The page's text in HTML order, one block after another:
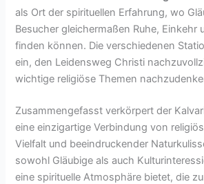
als Ort der spirituellen Erfahrung, wo
Besucher gleichermaßen Ruhe, Einkehr
finden können. Die verschiedenen
ein, den Leidensweg Christi
wichtige religiöse Themen
Zusammengefasst verkörpert der
eine einzigartige Verbindung von
Vielfalt und beeindruckender
sowohl Gläubige als auch
eine spirituelle Atmosphäre bietet, die